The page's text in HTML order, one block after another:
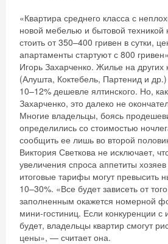
«Квартира среднего класса с
новой мебелью и бытовой техникой
стоить от 350–400 гривен в сутки,
апартаменты стартуют с 800
Игорь Захарченко. Жилье на
(Алушта, Коктебель, Партенид и
10–12% дешевле ялтинского. Но,
Захарченко, это далеко не
Многие владельцы, боясь
определились со стоимостью
сообщить ее лишь во второй
Виктория Светкова не исключает,
увеличения спроса аппетиты
итоговые тарифы могут превысить
10–30%. «Все будет зависеть от
заполненным окажется номерной
мини-гостиниц. Если конкуренции с
будет, владельцы квартир смогут
цены», — считает она.